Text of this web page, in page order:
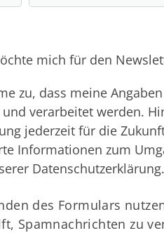
mich für den
zu, dass meine
verarbeitet werden.
jederzeit für die
Informationen zum
Datenschutzerklärung.
des Formulars
Spamnachrichten zu